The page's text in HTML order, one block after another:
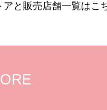
アと販売店舗一覧はこ